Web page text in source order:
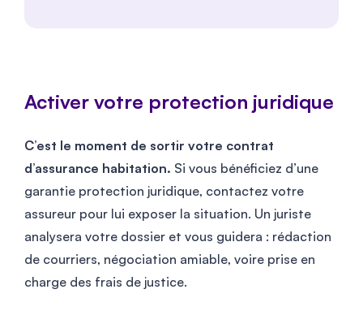
Activer votre protection juridique
C’est le moment de sortir votre contrat
d’assurance habitation. Si vous bénéficiez d’une
garantie protection juridique, contactez votre
assureur pour lui exposer la situation. Un juriste
analysera votre dossier et vous guidera : rédaction
de courriers, négociation amiable, voire prise en
charge des frais de justice.